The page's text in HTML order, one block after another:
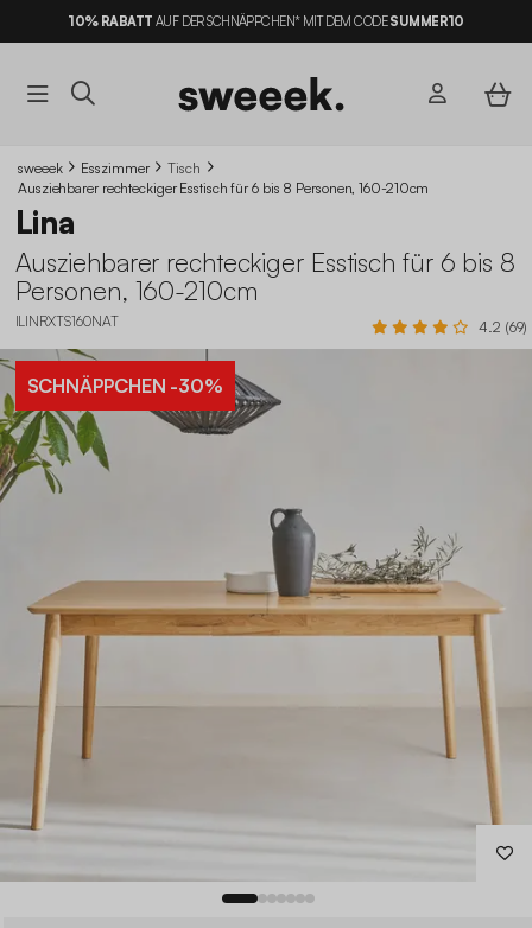
10% RABATT AUF DER SCHNÄPPCHEN* MIT DEM CODESUMMER10
sweeek Esszimmer
Tisch
Ausziehbarer rechteckiger Esstisch für 6 bis 8 Personen, 160-210cm
Lina
Ausziehbarer rechteckiger Esstisch für 6 bis 8
Personen, 160-210cm
ILINRXTS160NAT 4.2 (69)
SCHNÄPPCHEN -30%